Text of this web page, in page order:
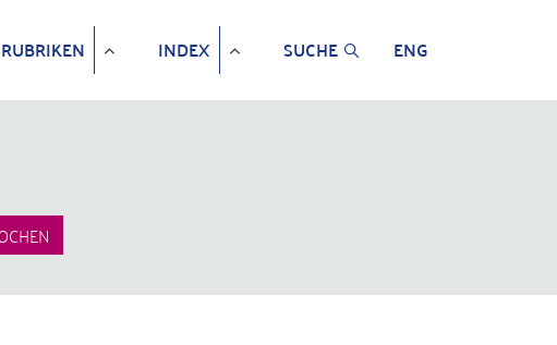
RUBRIKEN INDEX SUCHE ENG